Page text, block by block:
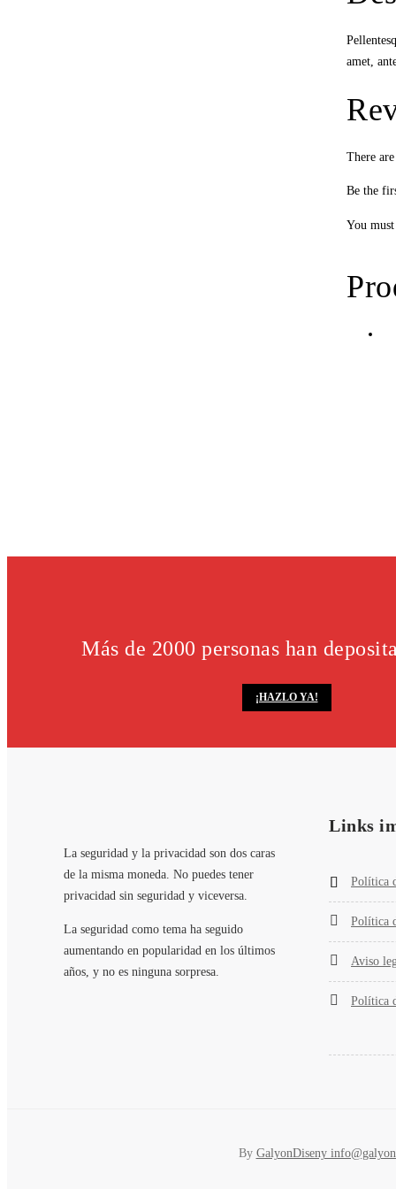
amet,
There
Be the
You must
Más de 2000 personas han
¡HAZLO YA!
La seguridad y la privacidad son dos caras
de la misma moneda. No puedes tener
privacidad sin seguridad y viceversa.
La seguridad como tema ha seguido
aumentando en popularidad en los últimos
años, y no es ninguna sorpresa.
Links
Política
Política
Aviso
Política
By GalyonDiseny